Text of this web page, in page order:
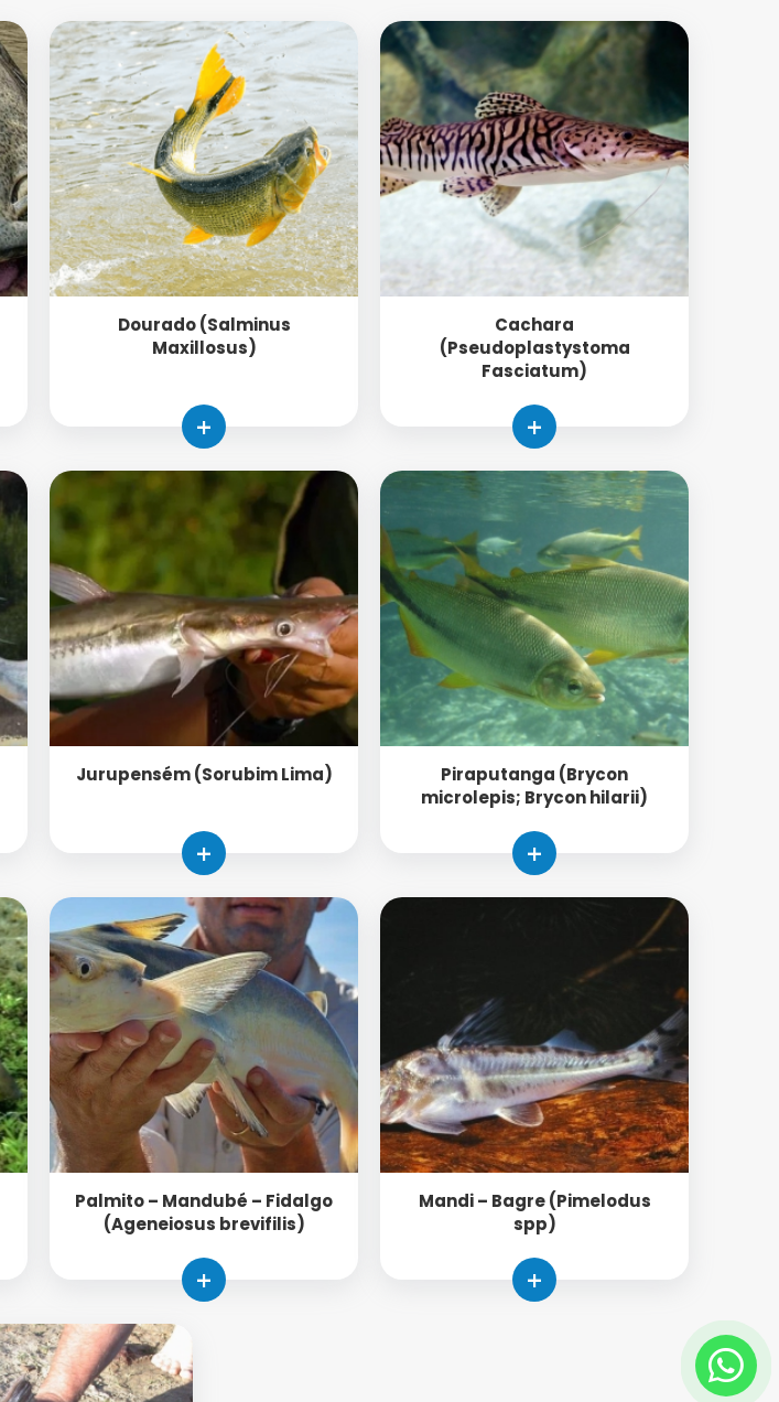
Dourado (Salminus
Maxillosus)
+
Cachara
(Pseudoplastystoma
Fasciatum)
+
Jurupensém (Sorubim Lima)
+
Piraputanga (Brycon
microlepis; Brycon hilarii)
+
Palmito – Mandubé – Fidalgo
(Ageneiosus brevifilis)
+
Mandi – Bagre (Pimelodus
spp)
+